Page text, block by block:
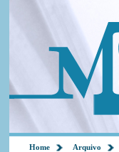
Home Arquivo